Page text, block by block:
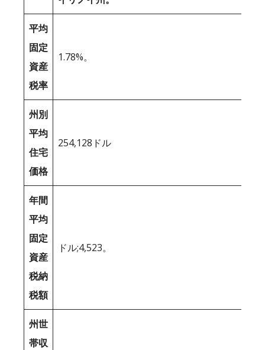
平均
固定
資産
税率
1.78%。
州別
平均
住宅
価格
254,128ドル
年間
平均
固定
資産
税納
税額
ドル;4,523。
州世
帯収